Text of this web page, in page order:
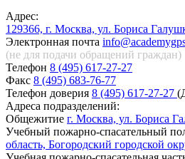
Адрес:
129366, г. Москва, ул. Бориса
Электронная почта
(не для подачи обращений граждан)
Телефон 8 (495) 617-27-27
Факс 8 (495) 683-76-77
Телефон доверия 8 (495) 617-27-27
Адреса подразделений:
Общежитие г. Москва, ул. Бориса
Учебный пожарно-спасательный
область, Богородский городской